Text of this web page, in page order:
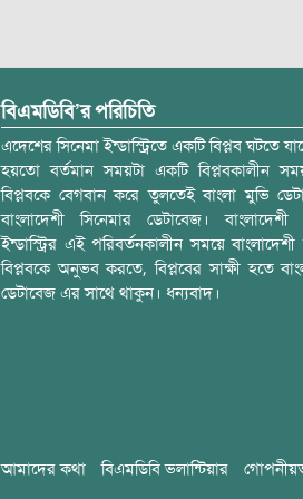
বিএমডিবি’র পরিচিতি
এদেশের সিনেমা ইন্ডাস্ট্রিতে একটি বিপ্লব ঘটতে
হয়তো বর্তমান সময়টা একটি বিপ্লবকালীন
বিপ্লবকে বেগবান করে তুলতেই বাংলা মুভি
বাংলাদেশী সিনেমার ডেটাবেজ। বাংলাদেশী
ইন্ডাস্ট্রির এই পরিবর্তনকালীন সময়ে বাংলাদেশী
বিপ্লবকে অনুভব করতে, বিপ্লবের সাক্ষী হতে
ডেটাবেজ এর সাথে থাকুন। ধন্যবাদ।
আমাদের কথা বিএমডিবি ভলান্টিয়ার